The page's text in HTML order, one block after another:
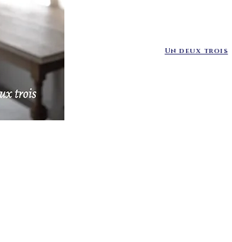
Un deux trois